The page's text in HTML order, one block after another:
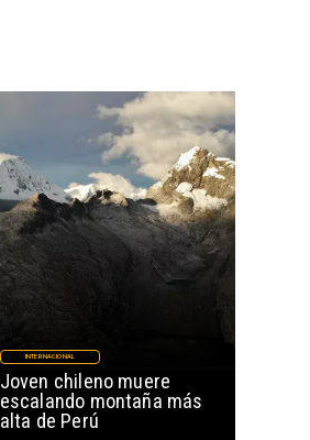
Joven chileno muere
escalando montaña más
alta de Perú
INTERNACIONAL